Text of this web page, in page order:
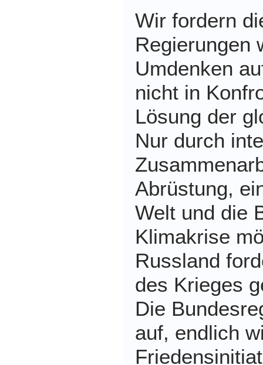
Wir fordern
Regierungen
Umdenken
nicht in
Lösung der
Nur durch
Abrüstung,
Welt und die
Klimakrise
Russland
des Krieges
Die
auf, endlich